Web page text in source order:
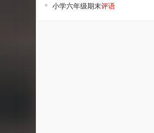
小学六年级期末评语